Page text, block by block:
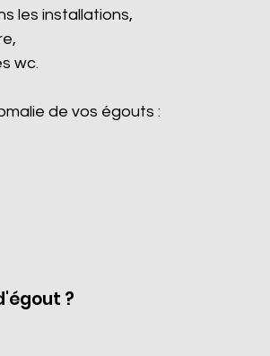
les installations,
wc.
de vos égouts :
?